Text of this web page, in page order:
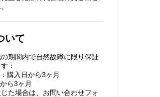
いて
期間内で自然故障に限り保証
：
購入日から3ヶ月
ら3ヶ月
た場合は、お問い合わせフォ